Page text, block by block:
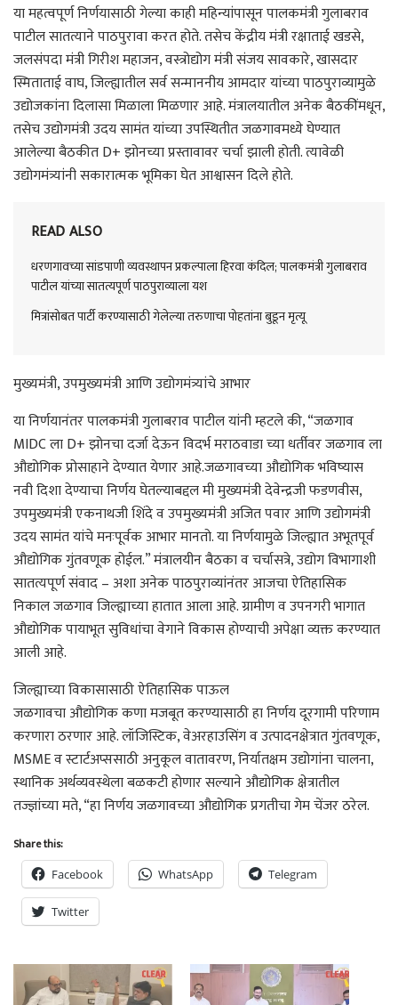
या महत्वपूर्ण निर्णयासाठी गेल्या काही महिन्यांपासून पालकमंत्री गुलाबराव
पाटील सातत्याने पाठपुरावा करत होते. तसेच केंद्रीय मंत्री रक्षाताई खडसे,
जलसंपदा मंत्री गिरीश महाजन, वस्त्रोद्योग मंत्री संजय सावकारे, खासदार
स्मिताताई वाघ, जिल्ह्यातील सर्व सन्माननीय आमदार यांच्या पाठपुराव्यामुळे
उद्योजकांना दिलासा मिळाला मिळणार आहे. मंत्रालयातील अनेक बैठकींमधून,
तसेच उद्योगमंत्री उदय सामंत यांच्या उपस्थितीत जळगावमध्ये घेण्यात
आलेल्या बैठकीत D+ झोनच्या प्रस्तावावर चर्चा झाली होती. त्यावेळी
उद्योगमंत्र्यांनी सकारात्मक भूमिका घेत आश्वासन दिले होते.
READ ALSO
धरणगावच्या सांडपाणी व्यवस्थापन प्रकल्पाला हिरवा कंदिल; पालकमंत्री गुलाबराव
पाटील यांच्या सातत्यपूर्ण पाठपुराव्याला यश
मित्रांसोबत पार्टी करण्यासाठी गेलेल्या तरुणाचा पोहतांना बुडून मृत्यू
मुख्यमंत्री, उपमुख्यमंत्री आणि उद्योगमंत्र्यांचे आभार
या निर्णयानंतर पालकमंत्री गुलाबराव पाटील यांनी म्हटले की, “जळगाव
MIDC ला D+ झोनचा दर्जा देऊन विदर्भ मराठवाडा च्या धर्तीवर जळगाव ला
औद्योगिक प्रोसाहाने देण्यात येणार आहे.जळगावच्या औद्योगिक भविष्यास
नवी दिशा देण्याचा निर्णय घेतल्याबद्दल मी मुख्यमंत्री देवेन्द्रजी फडणवीस,
उपमुख्यमंत्री एकनाथजी शिंदे व उपमुख्यमंत्री अजित पवार आणि उद्योगमंत्री
उदय सामंत यांचे मनःपूर्वक आभार मानतो. या निर्णयामुळे जिल्ह्यात अभूतपूर्व
औद्योगिक गुंतवणूक होईल.” मंत्रालयीन बैठका व चर्चासत्रे, उद्योग विभागाशी
सातत्यपूर्ण संवाद – अशा अनेक पाठपुराव्यांनंतर आजचा ऐतिहासिक
निकाल जळगाव जिल्ह्याच्या हातात आला आहे. ग्रामीण व उपनगरी भागात
औद्योगिक पायाभूत सुविधांचा वेगाने विकास होण्याची अपेक्षा व्यक्त करण्यात
आली आहे.
जिल्ह्याच्या विकासासाठी ऐतिहासिक पाऊल
जळगावचा औद्योगिक कणा मजबूत करण्यासाठी हा निर्णय दूरगामी परिणाम
करणारा ठरणार आहे. लॉजिस्टिक, वेअरहाउसिंग व उत्पादनक्षेत्रात गुंतवणूक,
MSME व स्टार्टअप्ससाठी अनुकूल वातावरण, निर्यातक्षम उद्योगांना चालना,
स्थानिक अर्थव्यवस्थेला बळकटी होणार सल्याने औद्योगिक क्षेत्रातील
तज्ज्ञांच्या मते, “हा निर्णय जळगावच्या औद्योगिक प्रगतीचा गेम चेंजर ठरेल.
Share this:
Facebook WhatsApp Telegram
Twitter